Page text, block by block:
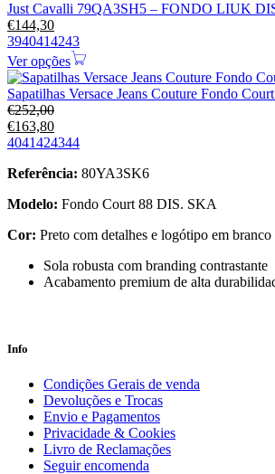
Just Cavalli 79QA3SH5 – FONDO LIUK
€144,30
3940414243
Ver opções
Sapatilhas Versace Jeans Couture Fondo
€252,00
€163,80
4041424344
Referência: 80YA3SK6
Modelo: Fondo Court 88 DIS. SKA
Cor: Preto com detalhes e logótipo em branco
Sola robusta com branding contrastante
Acabamento premium de alta
Info
Condições Gerais de venda
Devoluções e Trocas
Envio e Pagamentos
Privacidade & Cookies
Livro de Reclamações
Seguir encomenda